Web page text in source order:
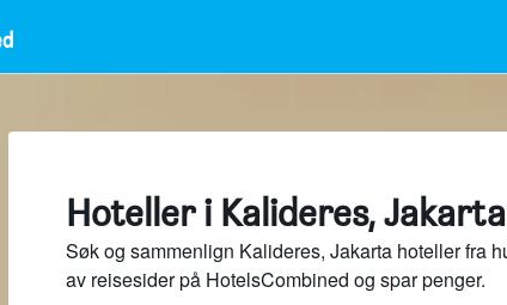
Hoteller i Kalideres, Jakarta
Søk og sammenlign Kalideres, Jakarta hoteller fra
av reisesider på HotelsCombined og spar penger.